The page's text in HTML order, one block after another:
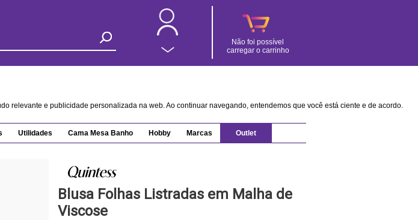
Não foi possível
carregar o carrinho
relevante e publicidade personalizada na web. Ao continuar navegando, entendemos que você está ciente e de acordo.
Utilidades Cama Mesa Banho Hobby Marcas Outlet
Blusa Folhas Listradas em Malha de
Viscose